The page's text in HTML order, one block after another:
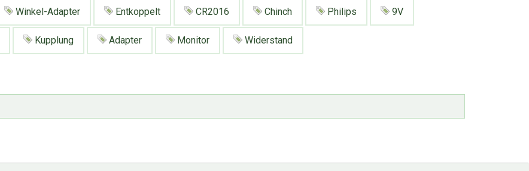
Winkel-Adapter Entkoppelt CR2016 Chinch Philips 9V
Kupplung Adapter Monitor Widerstand